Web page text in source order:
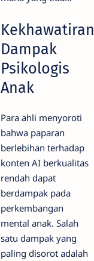
Kekhawatiran
Dampak
Psikologis
Anak
Para ahli menyoroti
bahwa paparan
berlebihan terhadap
konten AI berkualitas
rendah dapat
berdampak pada
perkembangan
mental anak. Salah
satu dampak yang
paling disorot adalah